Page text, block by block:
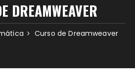
DREAMWEAVER
Curso de Dreamweaver